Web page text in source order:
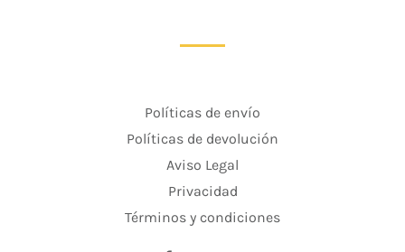
Políticas de envío
Políticas de devolución
Aviso Legal
Privacidad
Términos y condiciones